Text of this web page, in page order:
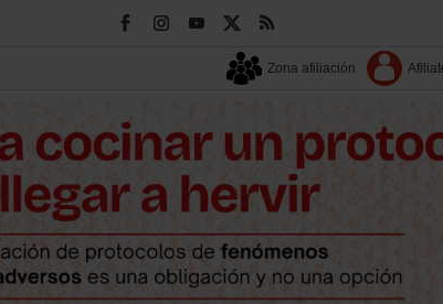
Zona afiliación